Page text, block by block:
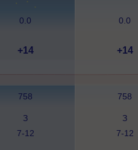
0.0 0.0
+14 +14
758 758
З
7-12
З
7-12